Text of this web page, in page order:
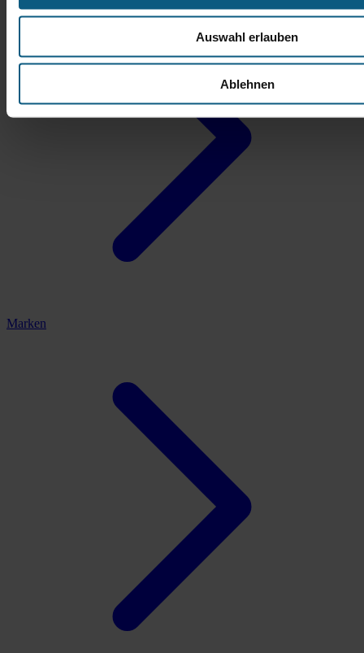
Auswahl erlauben
Ablehnen
Marken